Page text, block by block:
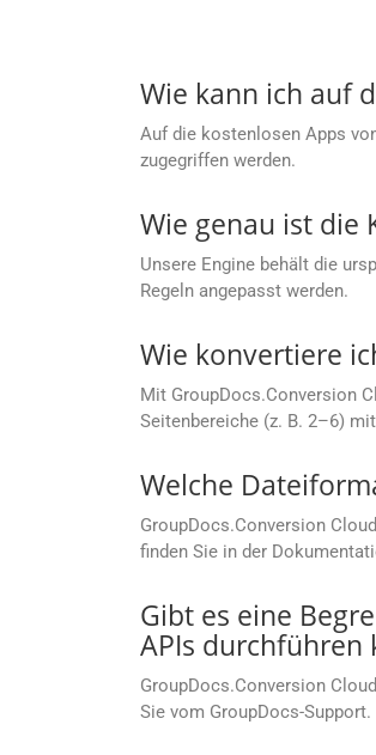
Wie kann ich auf
Auf die kostenlosen Apps
zugegriffen werden.
Wie genau ist die
Unsere Engine behält die
Regeln angepasst werden.
Wie konvertiere
Mit GroupDocs.Conversion
Seitenbereiche (z. B. 2–6)
Welche
GroupDocs.Conversion
finden Sie in der
Gibt es eine
APIs durchführen
GroupDocs.Conversion
Sie vom GroupDocs-Support.